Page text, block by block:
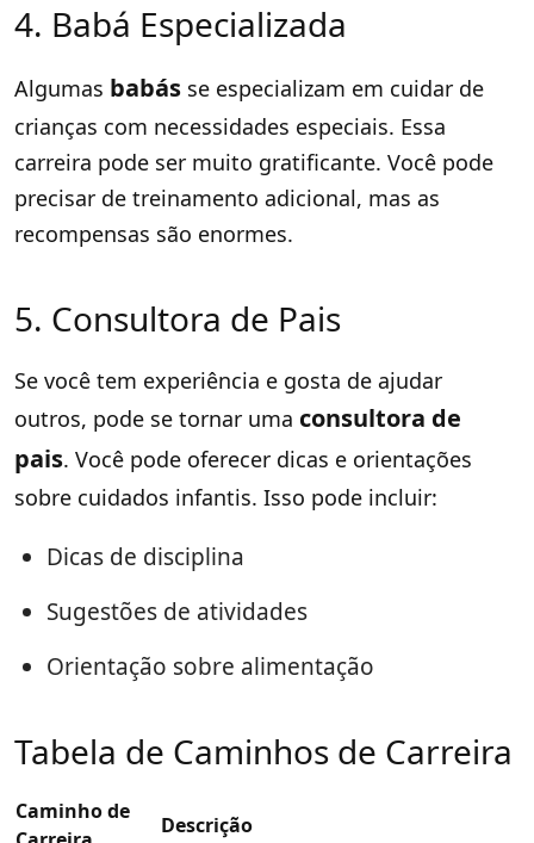
4. Babá Especializada
Algumas babás se especializam em cuidar de
crianças com necessidades especiais. Essa
carreira pode ser muito gratificante. Você pode
precisar de treinamento adicional, mas as
recompensas são enormes.
5. Consultora de Pais
Se você tem experiência e gosta de ajudar
outros, pode se tornar uma consultora de
pais. Você pode oferecer dicas e orientações
sobre cuidados infantis. Isso pode incluir:
Dicas de disciplina
Sugestões de atividades
Orientação sobre alimentação
Tabela de Caminhos de Carreira
Caminho de
Descrição